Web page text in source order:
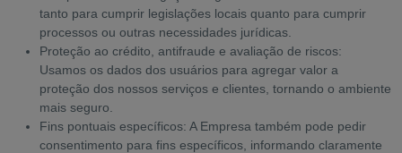
tanto para cumprir legislações locais quanto para cumprir
processos ou outras necessidades jurídicas.
Proteção ao crédito, antifraude e avaliação de riscos:
Usamos os dados dos usuários para agregar valor a
proteção dos nossos serviços e clientes, tornando o ambiente
mais seguro.
Fins pontuais específicos: A Empresa também pode pedir
consentimento para fins específicos, informando claramente